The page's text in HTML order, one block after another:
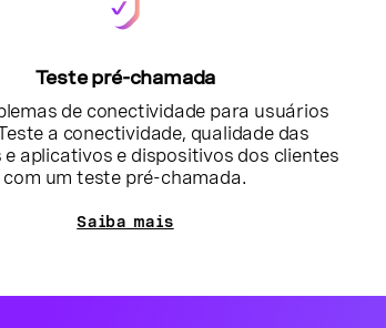
Teste pré-chamada
de conectividade para usuários
a conectividade, qualidade das
e aplicativos e dispositivos dos clientes
com um teste pré-chamada.
Saiba mais